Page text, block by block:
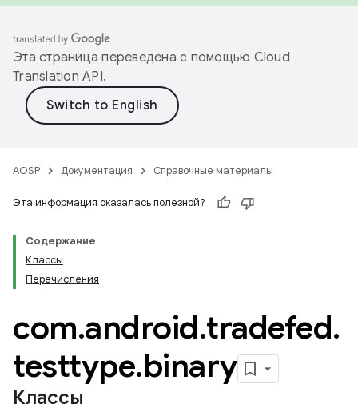
Эта страница переведена с помощью Cloud
Translation API.
AOSP Документация Справочные материалы
Эта информация оказалась полезной?
Содержание
Классы
Перечисления
com.android.tradefed.
testtype.binary
Классы